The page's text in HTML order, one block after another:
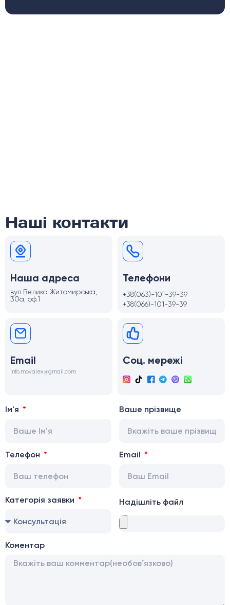
Наші контакти
Наша адреса
вул.Велика Житомирська,
30а, оф.1
Телефони
+38(063)-101-39-39
+38(066)-101-39-39
Email
info.movalex@gmail.com
Соц. мережі
Ім'я Ваше прізвище
Телефон Email
Категорія заявки Надішліть файл
Коментар